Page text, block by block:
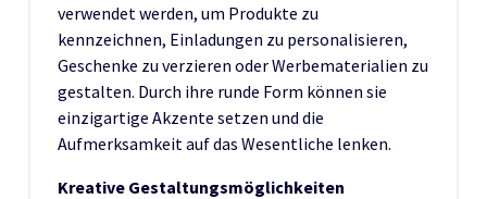
verwendet werden, um Produkte zu
kennzeichnen, Einladungen zu personalisieren,
Geschenke zu verzieren oder Werbematerialien zu
gestalten. Durch ihre runde Form können sie
einzigartige Akzente setzen und die
Aufmerksamkeit auf das Wesentliche lenken.
Kreative Gestaltungsmöglichkeiten